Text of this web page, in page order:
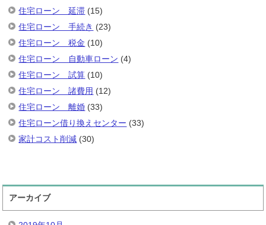
住宅ローン 延滞 (15)
住宅ローン 手続き (23)
住宅ローン 税金 (10)
住宅ローン 自動車ローン (4)
住宅ローン 試算 (10)
住宅ローン 諸費用 (12)
住宅ローン 離婚 (33)
住宅ローン借り換えセンター (33)
家計コスト削減 (30)
アーカイブ